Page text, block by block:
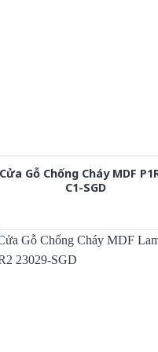
Cửa Gỗ Chống Cháy MDF
C1-SGD